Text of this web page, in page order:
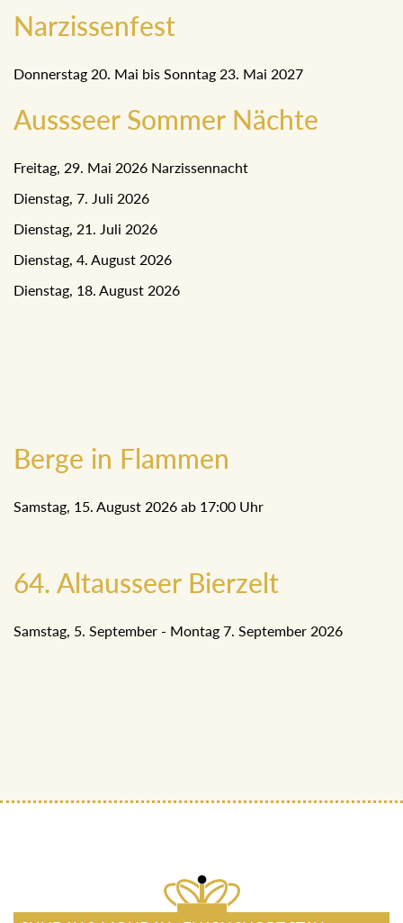
Narzissenfest
Donnerstag 20. Mai bis Sonntag 23. Mai 2027
Aussseer Sommer Nächte
Freitag, 29. Mai 2026 Narzissennacht
Dienstag, 7. Juli 2026
Dienstag, 21. Juli 2026
Dienstag, 4. August 2026
Dienstag, 18. August 2026
Berge in Flammen
Samstag, 15. August 2026 ab 17:00 Uhr
64. Altausseer Bierzelt
Samstag, 5. September - Montag 7. September 2026